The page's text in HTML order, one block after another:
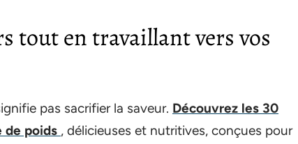
tout en travaillant vers vos
pas sacrifier la saveur. Découvrez les 30
de poids , délicieuses et nutritives, conçues pour